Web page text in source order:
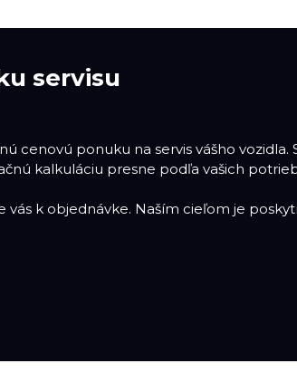
servisu
cenovú ponuku na servis vášho
kalkuláciu presne podľa vašich
k objednávke. Naším cieľom je